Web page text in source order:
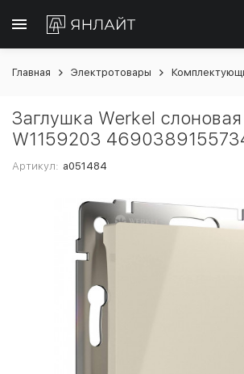
Главная Электротовары
Заглушка Werkel слоновая
W1159203
Артикул: a051484